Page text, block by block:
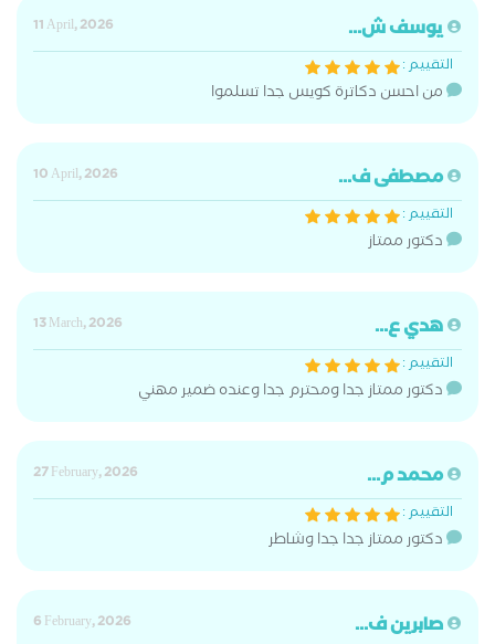
يوسف ش...
11 April, 2026
التقييم :
من احسن دكاترة كويس جدا تسلموا
مصطفى ف...
10 April, 2026
التقييم :
دكتور ممتاز
هدي ع...
13 March, 2026
التقييم :
دكتور ممتاز جدا ومحترم جدا وعنده ضمير مهني
محمد م...
27 February, 2026
التقييم :
دكتور ممتاز جدا جدا وشاطر
صابرين ف...
6 February, 2026